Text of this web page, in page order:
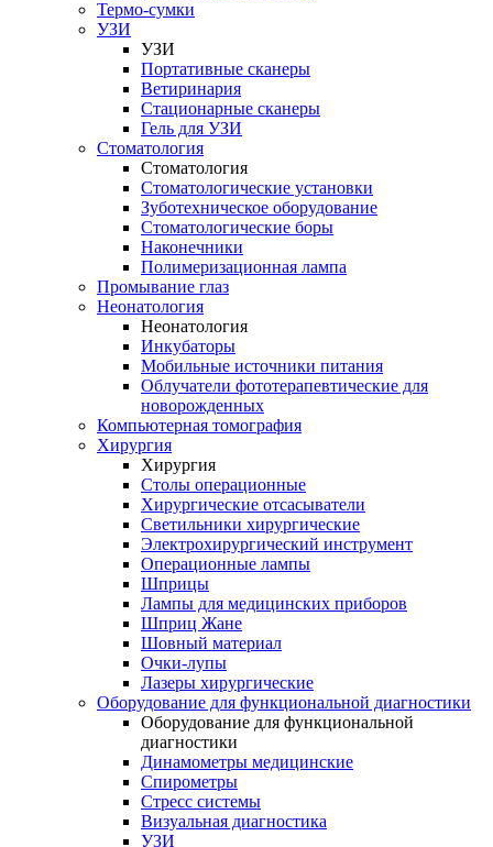
Термо-сумки
УЗИ
УЗИ
Портативные сканеры
Ветиринария
Стационарные сканеры
Гель для УЗИ
Стоматология
Стоматология
Стоматологические установки
Зуботехническое оборудование
Стоматологические боры
Наконечники
Полимеризационная лампа
Промывание глаз
Неонатология
Неонатология
Инкубаторы
Мобильные источники питания
Облучатели фототерапевтические для
новорожденных
Компьютерная томография
Хирургия
Хирургия
Столы операционные
Хирургические отсасыватели
Светильники хирургические
Электрохирургический инструмент
Операционные лампы
Шприцы
Лампы для медицинских приборов
Шприц Жане
Шовный материал
Очки-лупы
Лазеры хирургические
Оборудование для функциональной диагностики
Оборудование для функциональной
диагностики
Динамометры медицинские
Спирометры
Стресс системы
Визуальная диагностика
УЗИ